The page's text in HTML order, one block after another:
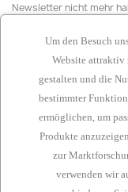
Newsletter nicht mehr
ARTIKEL
UNTERNEHMEN
Um den Besuch
Website attraktiv
gestalten und die
bestimmter
ermöglichen, um
Produkte
zur
verwenden wir